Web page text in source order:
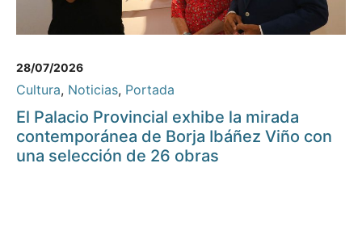
28/07/2026
Cultura, Noticias, Portada
El Palacio Provincial exhibe la mirada
contemporánea de Borja Ibáñez Viño con
una selección de 26 obras